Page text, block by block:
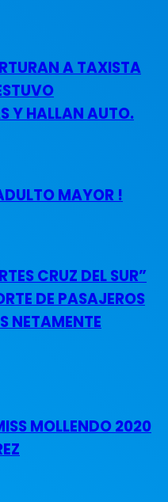
A TAXISTA
Y HALLAN AUTO.
MAYOR !
CRUZ DEL SUR”
DE PASAJEROS
NETAMENTE
MOLLENDO 2020